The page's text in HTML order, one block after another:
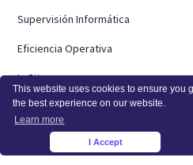
This website uses cookies to ensure you
the best experience on our website.
Learn more
I Accept
Supervisión Informática
Eficiencia Operativa
In Situ
Integraciones
Integraciones